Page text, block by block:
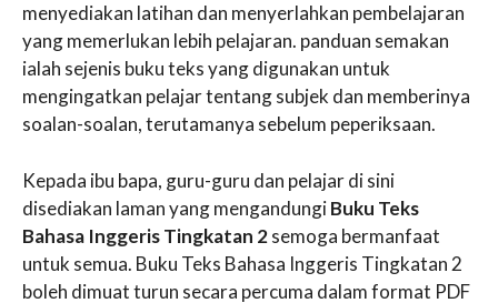
menyediakan latihan dan menyerlahkan pembelajaran
yang memerlukan lebih pelajaran. panduan semakan
ialah sejenis buku teks yang digunakan untuk
mengingatkan pelajar tentang subjek dan memberinya
soalan-soalan, terutamanya sebelum peperiksaan.
Kepada ibu bapa, guru-guru dan pelajar di sini
disediakan laman yang mengandungiBuku Teks
Bahasa Inggeris Tingkatan 2semoga bermanfaat
untuk semua. Buku Teks Bahasa Inggeris Tingkatan 2
boleh dimuat turun secara percuma dalam format PDF